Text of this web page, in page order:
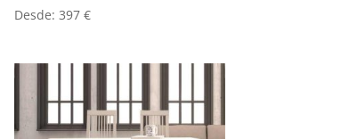
Desde:397€